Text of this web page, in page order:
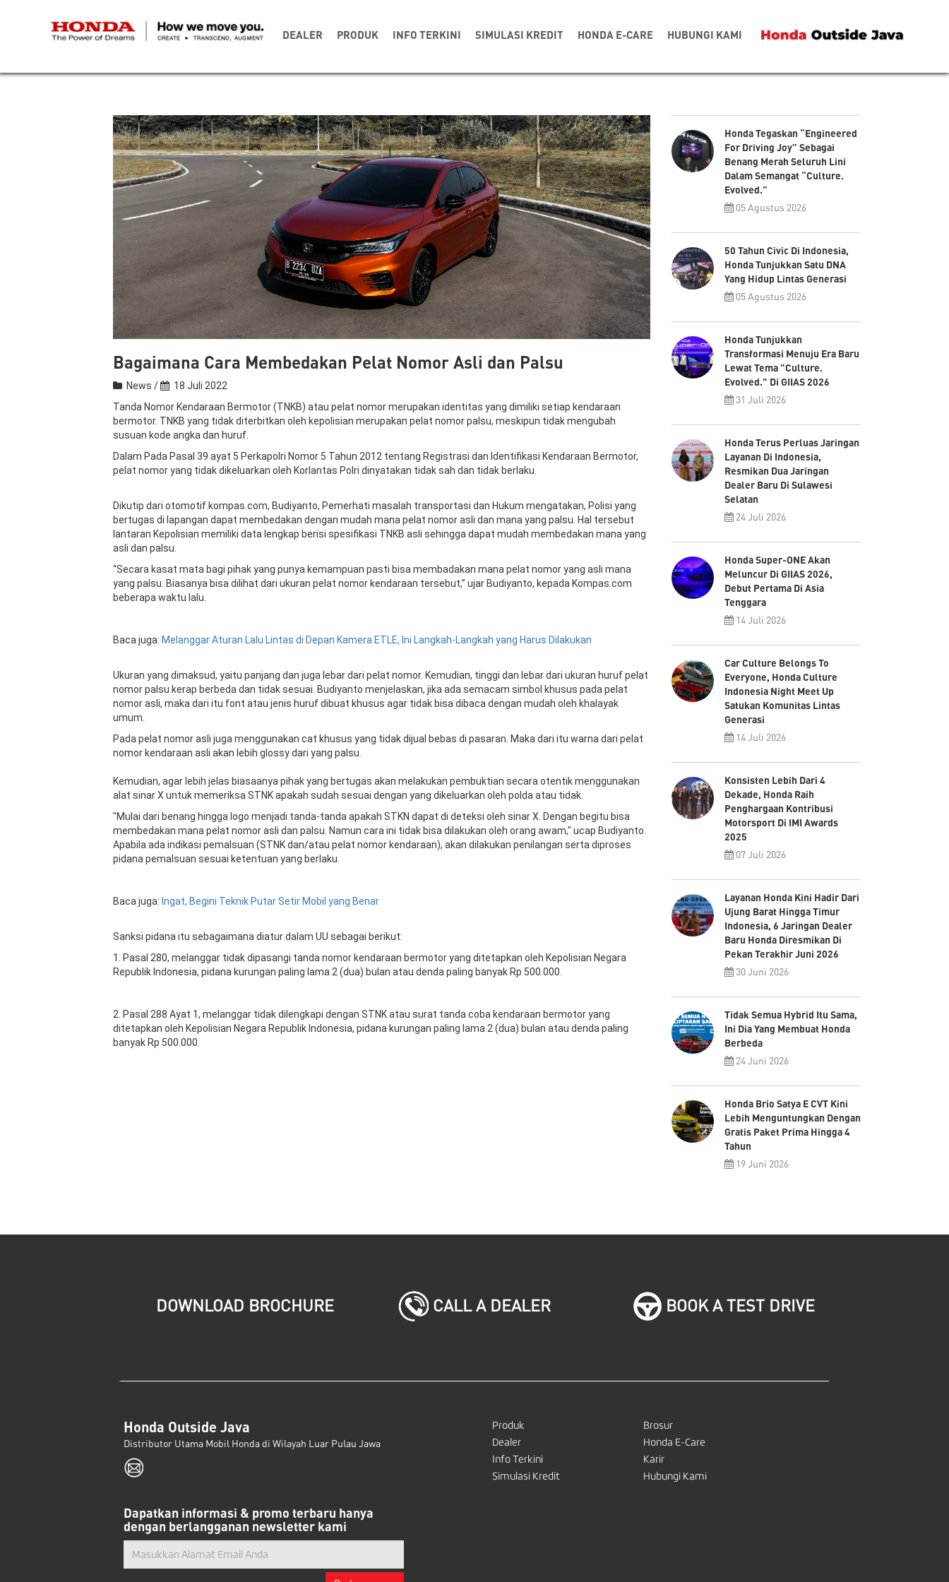
DEALER PRODUK INFO TERKINI SIMULASI KREDIT HONDA E-CARE HUBUNGI KAMI
Bagaimana Cara Membedakan Pelat Nomor Asli dan Palsu
News /
18 Juli 2022
Tanda Nomor Kendaraan Bermotor (TNKB) atau pelat nomor merupakan identitas yang dimiliki setiap kendaraan
bermotor. TNKB yang tidak diterbitkan oleh kepolisian merupakan pelat nomor palsu, meskipun tidak mengubah
susuan kode angka dan huruf.
Dalam Pada Pasal 39 ayat 5 Perkapolri Nomor 5 Tahun 2012 tentang Registrasi dan Identifikasi Kendaraan Bermotor,
pelat nomor yang tidak dikeluarkan oleh Korlantas Polri dinyatakan tidak sah dan tidak berlaku.
Dikutip dari otomotif.kompas.com, Budiyanto, Pemerhati masalah transportasi dan Hukum mengatakan, Polisi yang
bertugas di lapangan dapat membedakan dengan mudah mana pelat nomor asli dan mana yang palsu. Hal tersebut
lantaran Kepolisian memiliki data lengkap berisi spesifikasi TNKB asli sehingga dapat mudah membedakan mana yang
asli dan palsu.
“Secara kasat mata bagi pihak yang punya kemampuan pasti bisa membadakan mana pelat nomor yang asli mana
yang palsu. Biasanya bisa dilihat dari ukuran pelat nomor kendaraan tersebut,” ujar Budiyanto, kepada Kompas.com
beberapa waktu lalu.
Baca juga: Melanggar Aturan Lalu Lintas di Depan Kamera ETLE, Ini Langkah-Langkah yang Harus Dilakukan
Ukuran yang dimaksud, yaitu panjang dan juga lebar dari pelat nomor. Kemudian, tinggi dan lebar dari ukuran huruf pelat
nomor palsu kerap berbeda dan tidak sesuai. Budiyanto menjelaskan, jika ada semacam simbol khusus pada pelat
nomor asli, maka dari itu font atau jenis huruf dibuat khusus agar tidak bisa dibaca dengan mudah oleh khalayak
umum.
Pada pelat nomor asli juga menggunakan cat khusus yang tidak dijual bebas di pasaran. Maka dari itu warna dari pelat
nomor kendaraan asli akan lebih glossy dari yang palsu.
Kemudian, agar lebih jelas biasaanya pihak yang bertugas akan melakukan pembuktian secara otentik menggunakan
alat sinar X untuk memeriksa STNK apakah sudah sesuai dengan yang dikeluarkan oleh polda atau tidak.
"Mulai dari benang hingga logo menjadi tanda-tanda apakah STKN dapat di deteksi oleh sinar X. Dengan begitu bisa
membedakan mana pelat nomor asli dan palsu. Namun cara ini tidak bisa dilakukan oleh orang awam," ucap Budiyanto.
Apabila ada indikasi pemalsuan (STNK dan/atau pelat nomor kendaraan), akan dilakukan penilangan serta diproses
pidana pemalsuan sesuai ketentuan yang berlaku.
Baca juga: Ingat, Begini Teknik Putar Setir Mobil yang Benar
Sanksi pidana itu sebagaimana diatur dalam UU sebagai berikut:
1. Pasal 280, melanggar tidak dipasangi tanda nomor kendaraan bermotor yang ditetapkan oleh Kepolisian Negara
Republik Indonesia, pidana kurungan paling lama 2 (dua) bulan atau denda paling banyak Rp 500.000.
2. Pasal 288 Ayat 1, melanggar tidak dilengkapi dengan STNK atau surat tanda coba kendaraan bermotor yang
ditetapkan oleh Kepolisian Negara Republik Indonesia, pidana kurungan paling lama 2 (dua) bulan atau denda paling
banyak Rp 500.000.
Honda Tegaskan “Engineered
For Driving Joy” Sebagai
Benang Merah Seluruh Lini
Dalam Semangat “Culture.
Evolved.”
05 Agustus 2026
50 Tahun Civic Di Indonesia,
Honda Tunjukkan Satu DNA
Yang Hidup Lintas Generasi
05 Agustus 2026
Honda Tunjukkan
Transformasi Menuju Era Baru
Lewat Tema "Culture.
Evolved." Di GIIAS 2026
31 Juli 2026
Honda Terus Perluas Jaringan
Layanan Di Indonesia,
Resmikan Dua Jaringan
Dealer Baru Di Sulawesi
Selatan
24 Juli 2026
Honda Super-ONE Akan
Meluncur Di GIIAS 2026,
Debut Pertama Di Asia
Tenggara
14 Juli 2026
Car Culture Belongs To
Everyone, Honda Culture
Indonesia Night Meet Up
Satukan Komunitas Lintas
Generasi
14 Juli 2026
Konsisten Lebih Dari 4
Dekade, Honda Raih
Penghargaan Kontribusi
Motorsport Di IMI Awards
2025
07 Juli 2026
Layanan Honda Kini Hadir Dari
Ujung Barat Hingga Timur
Indonesia, 6 Jaringan Dealer
Baru Honda Diresmikan Di
Pekan Terakhir Juni 2026
30 Juni 2026
Tidak Semua Hybrid Itu Sama,
Ini Dia Yang Membuat Honda
Berbeda
24 Juni 2026
Honda Brio Satya E CVT Kini
Lebih Menguntungkan Dengan
Gratis Paket Prima Hingga 4
Tahun
19 Juni 2026
DOWNLOAD BROCHURE CALL A DEALER BOOK A TEST DRIVE
Honda Outside Java
Distributor Utama Mobil Honda di Wilayah Luar Pulau Jawa
Produk
Dealer
Info Terkini
Simulasi Kredit
Brosur
Honda E-Care
Karir
Hubungi Kami
Dapatkan informasi & promo terbaru hanya
dengan berlangganan newsletter kami